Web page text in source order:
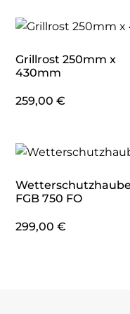
Grillrost 250mm x
430mm
259,00€
FGB 750 FO
299,00€